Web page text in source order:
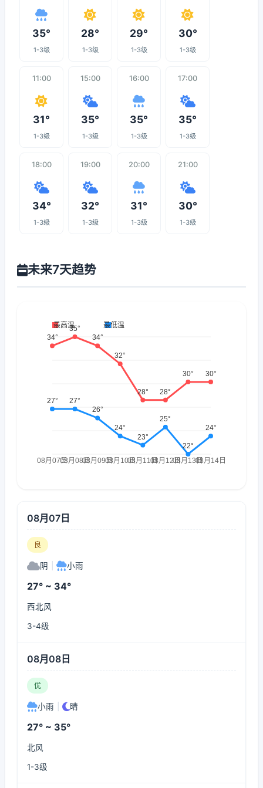
35°
1-3级
28°
1-3级
29°
1-3级
30°
1-3级
11:00
31°
1-3级
15:00
35°
1-3级
16:00
35°
1-3级
17:00
35°
1-3级
18:00
34°
1-3级
19:00
32°
1-3级
20:00
31°
1-3级
21:00
30°
1-3级
未来7天趋势
08月07日
良
阴 小雨
27° ~ 34°
西北风
3-4级
08月08日
优
小雨 晴
27° ~ 35°
北风
1-3级